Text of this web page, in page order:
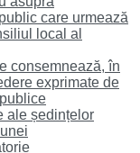
care urmează
local al
consemnează, în
exprimate de
ale ședințelor